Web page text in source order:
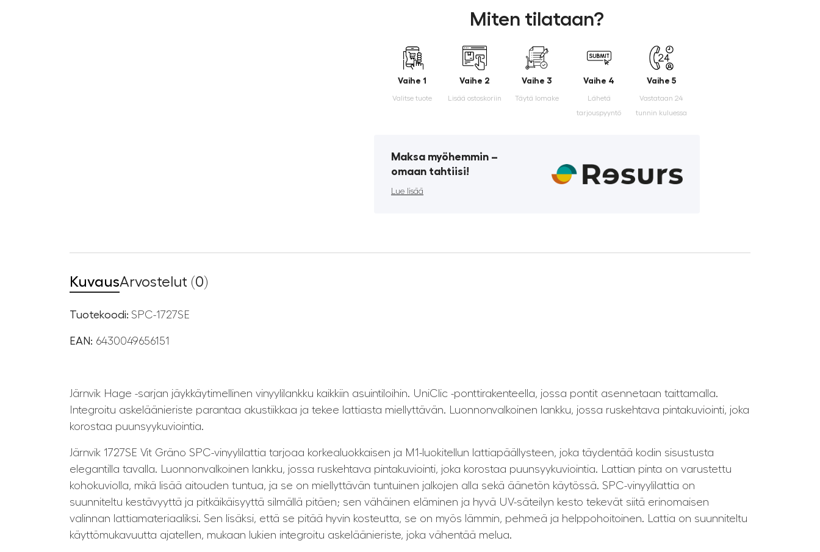
Miten tilataan?
Vaihe 1
Valitse tuote
Vaihe 2
Lisää ostoskoriin
Vaihe 3
Täytä lomake
Vaihe 4
Lähetä
tarjouspyyntö
Vaihe 5
Vastataan 24
tunnin kuluessa
Maksa myöhemmin ­–
omaan tahtiisi!
Lue lisää
KuvausArvostelut (0)
Tuotekoodi: SPC-1727SE
EAN: 6430049656151
Järnvik Hage -sarjan jäykkäytimellinen vinyylilankku kaikkiin asuintiloihin. UniClic -ponttirakenteella, jossa pontit asennetaan taittamalla.
Integroitu askeläänieriste parantaa akustiikkaa ja tekee lattiasta miellyttävän. Luonnonvalkoinen lankku, jossa ruskehtava pintakuviointi, joka
korostaa puunsyykuviointia.
Järnvik 1727SE Vit Gräno SPC-vinyylilattia tarjoaa korkealuokkaisen ja M1-luokitellun lattiapäällysteen, joka täydentää kodin sisustusta
elegantilla tavalla. Luonnonvalkoinen lankku, jossa ruskehtava pintakuviointi, joka korostaa puunsyykuviointia. Lattian pinta on varustettu
kohokuviolla, mikä lisää aitouden tuntua, ja se on miellyttävän tuntuinen jalkojen alla sekä äänetön käytössä. SPC-vinyylilattia on
suunniteltu kestävyyttä ja pitkäikäisyyttä silmällä pitäen; sen vähäinen eläminen ja hyvä UV-säteilyn kesto tekevät siitä erinomaisen
valinnan lattiamateriaaliksi. Sen lisäksi, että se pitää hyvin kosteutta, se on myös lämmin, pehmeä ja helppohoitoinen. Lattia on suunniteltu
käyttömukavuutta ajatellen, mukaan lukien integroitu askeläänieriste, joka vähentää melua.